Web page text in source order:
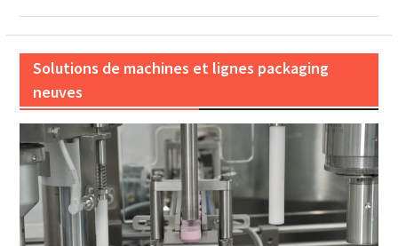
Solutions de machines et lignes packaging
neuves